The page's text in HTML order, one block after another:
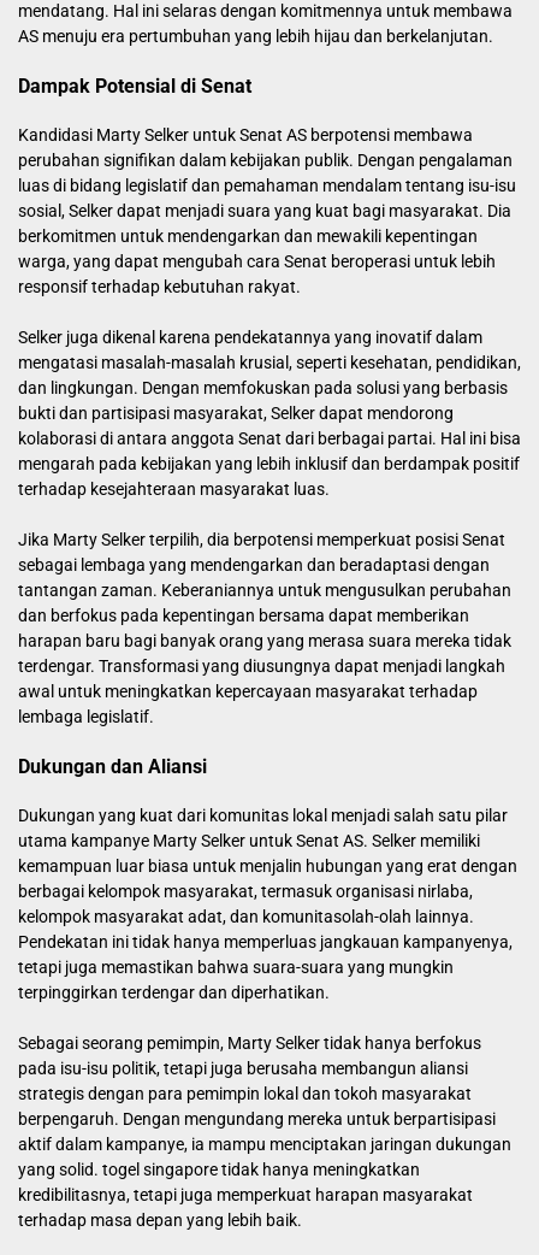
mendatang. Hal ini selaras dengan komitmennya untuk membawa
AS menuju era pertumbuhan yang lebih hijau dan berkelanjutan.
Dampak Potensial di Senat
Kandidasi Marty Selker untuk Senat AS berpotensi membawa
perubahan signifikan dalam kebijakan publik. Dengan pengalaman
luas di bidang legislatif dan pemahaman mendalam tentang isu-isu
sosial, Selker dapat menjadi suara yang kuat bagi masyarakat. Dia
berkomitmen untuk mendengarkan dan mewakili kepentingan
warga, yang dapat mengubah cara Senat beroperasi untuk lebih
responsif terhadap kebutuhan rakyat.
Selker juga dikenal karena pendekatannya yang inovatif dalam
mengatasi masalah-masalah krusial, seperti kesehatan, pendidikan,
dan lingkungan. Dengan memfokuskan pada solusi yang berbasis
bukti dan partisipasi masyarakat, Selker dapat mendorong
kolaborasi di antara anggota Senat dari berbagai partai. Hal ini bisa
mengarah pada kebijakan yang lebih inklusif dan berdampak positif
terhadap kesejahteraan masyarakat luas.
Jika Marty Selker terpilih, dia berpotensi memperkuat posisi Senat
sebagai lembaga yang mendengarkan dan beradaptasi dengan
tantangan zaman. Keberaniannya untuk mengusulkan perubahan
dan berfokus pada kepentingan bersama dapat memberikan
harapan baru bagi banyak orang yang merasa suara mereka tidak
terdengar. Transformasi yang diusungnya dapat menjadi langkah
awal untuk meningkatkan kepercayaan masyarakat terhadap
lembaga legislatif.
Dukungan dan Aliansi
Dukungan yang kuat dari komunitas lokal menjadi salah satu pilar
utama kampanye Marty Selker untuk Senat AS. Selker memiliki
kemampuan luar biasa untuk menjalin hubungan yang erat dengan
berbagai kelompok masyarakat, termasuk organisasi nirlaba,
kelompok masyarakat adat, dan komunitasolah-olah lainnya.
Pendekatan ini tidak hanya memperluas jangkauan kampanyenya,
tetapi juga memastikan bahwa suara-suara yang mungkin
terpinggirkan terdengar dan diperhatikan.
Sebagai seorang pemimpin, Marty Selker tidak hanya berfokus
pada isu-isu politik, tetapi juga berusaha membangun aliansi
strategis dengan para pemimpin lokal dan tokoh masyarakat
berpengaruh. Dengan mengundang mereka untuk berpartisipasi
aktif dalam kampanye, ia mampu menciptakan jaringan dukungan
yang solid. togel singaporetidak hanya meningkatkan
kredibilitasnya, tetapi juga memperkuat harapan masyarakat
terhadap masa depan yang lebih baik.